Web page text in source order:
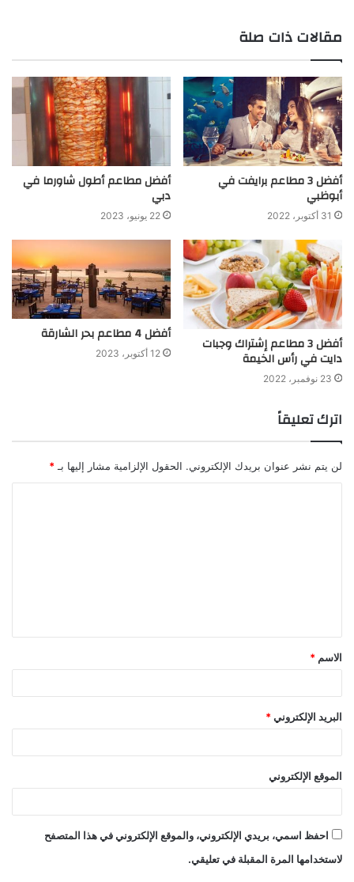
مقالات ذات صلة
أفضل 3 مطاعم برايفت في
أبوظبي
31 أكتوبر، 2022
أفضل مطاعم أطول شاورما في
دبي
22 يونيو، 2023
أفضل 3 مطاعم إشتراك وجبات
دايت في رأس الخيمة
23 نوفمبر، 2022
أفضل 4 مطاعم بحر الشارقة
12 أكتوبر، 2023
اترك تعليقاً
لن يتم نشر عنوان بريدك الإلكتروني. الحقول الإلزامية مشار إليها بـ *
الاسم *
البريد الإلكتروني *
الموقع الإلكتروني
احفظ اسمي، بريدي الإلكتروني، والموقع الإلكتروني في هذا المتصفح
لاستخدامها المرة المقبلة في تعليقي.